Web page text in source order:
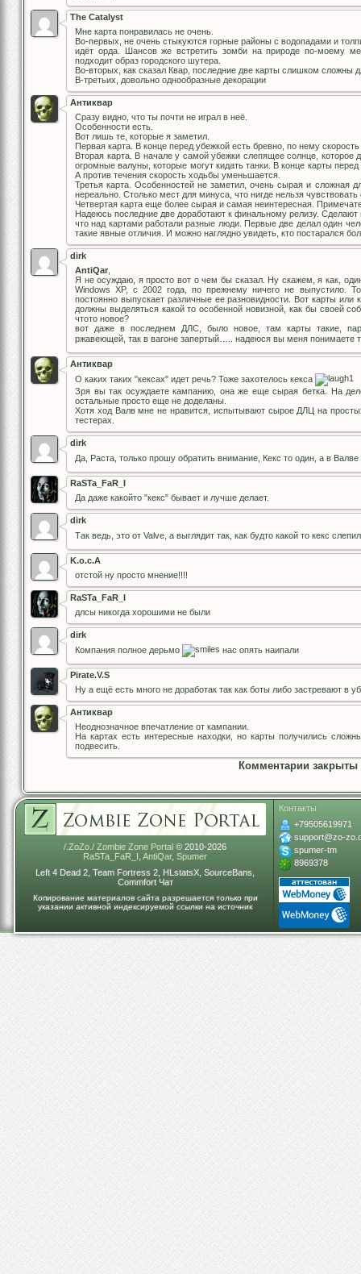
The Catalyst
Мне карта понравилась не очень.
Во-первых, не очень стыкуются горные районы с водопадами и
идёт орда. Шансов же встретить зомби на природе по-моему
подходит образ городского шутера.
Во-вторых, как сказал Квар, последние две карты слишком сложны
В-третьих, довольно однообразные декорации
Антиквар
Сразу видно, что ты почти не играл в неё.
Особенности есть.
Вот лишь те, которые я заметил.
Первая карта. В конце перед убежкой есть бревно, по нему
Вторая карта. В начале у самой убежки слепящее солнце,
огромные валуны, которые могут кидать танки. В конце карты
А против течения скорость ходьбы уменьшается.
Третья карта. Особенностей не заметил, очень сырая и сложная
нереально. Столько мест для минуса, что нигде нельзя чувствовать
Четвертая карта еще более сырая и самая неинтересная.
Надеюсь последние две доработают к финальному релизу. Сделают
что над картами работали разные люди. Первые две делал один
такие явные отличия. И можно наглядно увидеть, кто постарался
dirk
AntiQar
Я не осуждаю, я просто вот о чем бы сказал. Ну скажем, я как,
Windows XP, с 2002 года, по прежнему ничего не выпустило.
постоянно выпускает различные ее разновидности. Вот карты
должны выделяться какой то особенной новизной, как бы своей
чтото новое?
вот даже в последнем ДЛС, было новое, там карты такие,
ржавеющей, так в вагоне запертый….. надеюся вы меня
Антиквар
О каких таких "кексах" идет речь? Тоже захотелось кекса
Зря вы так осуждаете кампанию, она же еще сырая бетка. На
остальные просто еще не доделаны.
Хотя ход Валв мне не нравится, испытывают сырое ДЛЦ на
тестерах.
dirk
Да, Раста, только прошу обратить внимание, Кекс то один, а в
RaSTa_FaR_I
Да даже какойто "кекс" бывает и лучше делает.
dirk
Так ведь, это от Valve, а выглядит так, как будто какой то кекс
K.o.c.A
отстой ну просто мнение!!!!
RaSTa_FaR_I
длсы никогда хорошими не были
dirk
Компания полное дерьмо
нас опять наипали
Pirate.V.S
Ну а ещё есть много не доработак так как боты либо застревают в
Антиквар
Неоднозначное впечатление от кампании.
На картах есть интересные находки, но карты получились
подвесить.
Комментарии закрыты
/.ZoZo./ Zombie Zone Portal © 2010-2026
RaSTa_FaR_I AntiQar, Spumer
Left 4 Dead 2, Team Fortress 2, HLstatsX, SourceBans,
Commfort Чат
Копирование материалов сайта разрешается только при
указании активной индексируемой ссылки на источник
Контакты
+79505619971
support@zo-
spumer-tm
8969378